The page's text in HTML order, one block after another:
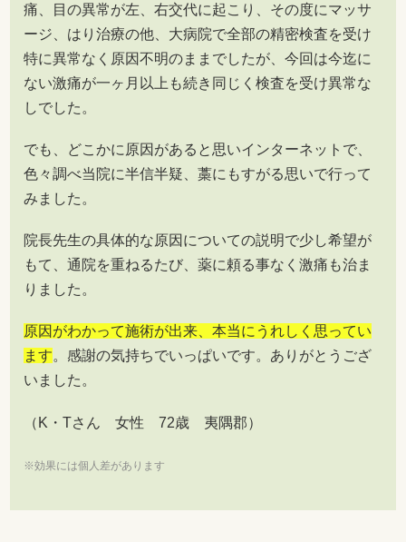
痛、目の異常が左、右交代に起こり、その度にマッサ
ージ、はり治療の他、大病院で全部の精密検査を受け
特に異常なく原因不明のままでしたが、今回は今迄に
ない激痛が一ヶ月以上も続き同じく検査を受け異常な
しでした。
でも、どこかに原因があると思いインターネットで、
色々調べ当院に半信半疑、藁にもすがる思いで行って
みました。
院長先生の具体的な原因についての説明で少し希望が
もて、通院を重ねるたび、薬に頼る事なく激痛も治ま
りました。
原因がわかって施術が出来、本当にうれしく思ってい
ます。感謝の気持ちでいっぱいです。ありがとうござ
いました。
（K・Tさん 女性 72歳 夷隅郡）
※効果には個人差があります